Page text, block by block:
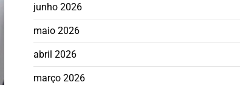
junho 2026
maio 2026
abril 2026
março 2026